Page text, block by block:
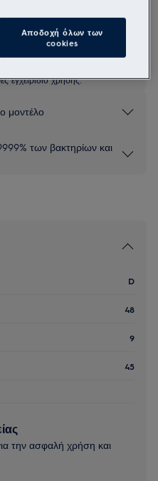
ασφαλείας
988 της ΕΕ παρατίθενται στα
εγχειρίδιο χρήσης.
μοντέλο
των βακτηρίων και
D
48
9
45
την ασφαλή χρήση και
Αποδοχή όλων των
cookies